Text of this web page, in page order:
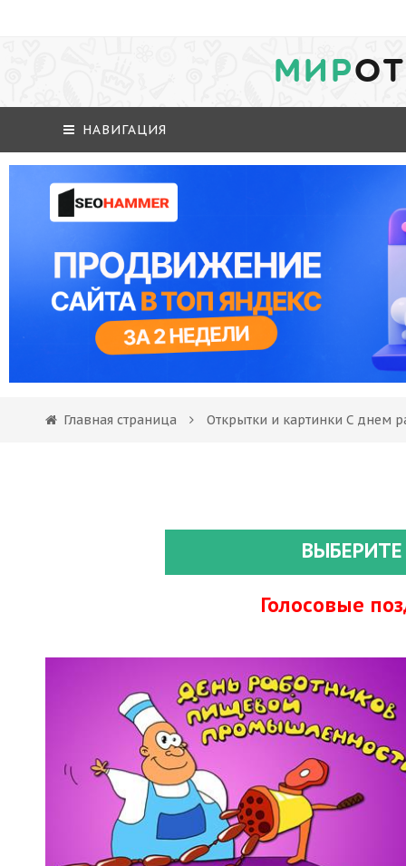
МИР
НАВИГАЦИЯ
Главная страница Открытки и картинки С днем
Голосовые